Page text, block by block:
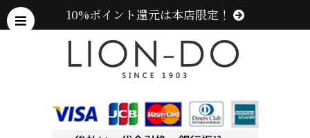
10%ポイント還元は本店限定！